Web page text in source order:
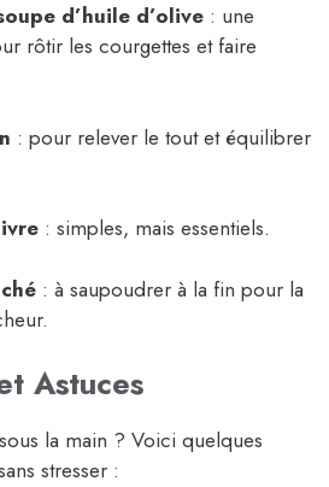
d’huile d’olive : une
rôtir les courgettes et faire
: pour relever le tout et équilibrer
: simples, mais essentiels.
: à saupoudrer à la fin pour la
Astuces
la main ? Voici quelques
stresser :